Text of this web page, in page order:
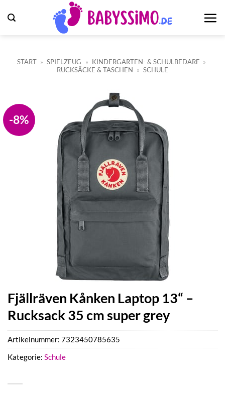
Inhalt
START » SPIELZEUG » KINDERGARTEN- & SCHULBEDARF »
RUCKSÄCKE & TASCHEN » SCHULE
-8%
Fjällräven Kånken Laptop 13“ –
Rucksack 35 cm super grey
Artikelnummer: 7323450785635
Kategorie: Schule